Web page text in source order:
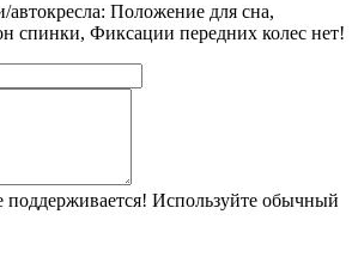
автокресла: Положение для сна,
спинки, Фиксации передних колес нет!
Используйте обычный